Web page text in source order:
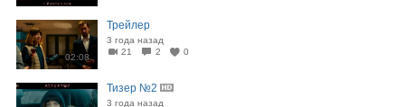
02:08
Трейлер
3 года назад
21
2 0
Тизер №2
3 года назад